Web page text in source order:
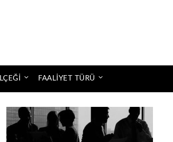
FAALIYET TÜRÜ